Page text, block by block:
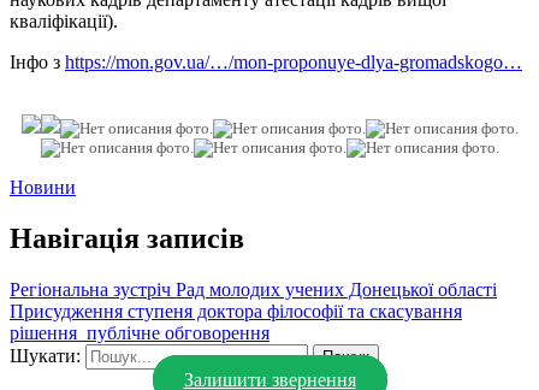
кваліфікації).
Інфо з https://mon.gov.ua/…/mon-proponuye-dlya-gromadskogo…
Новини
Навігація записів
Регіональна зустріч Рад молодих учених Донецької області
Присудження ступеня доктора філософії та скасування
рішення_публічне обговорення
Шукати:
Залишити звернення